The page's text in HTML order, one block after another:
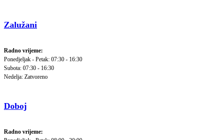
Zalužani
Radno vrijeme:
Ponedjeljak - Petak: 07:30 - 16:30
Subota: 07:30 - 16:30
Nedelja: Zatvoreno
Doboj
Radno vrijeme: